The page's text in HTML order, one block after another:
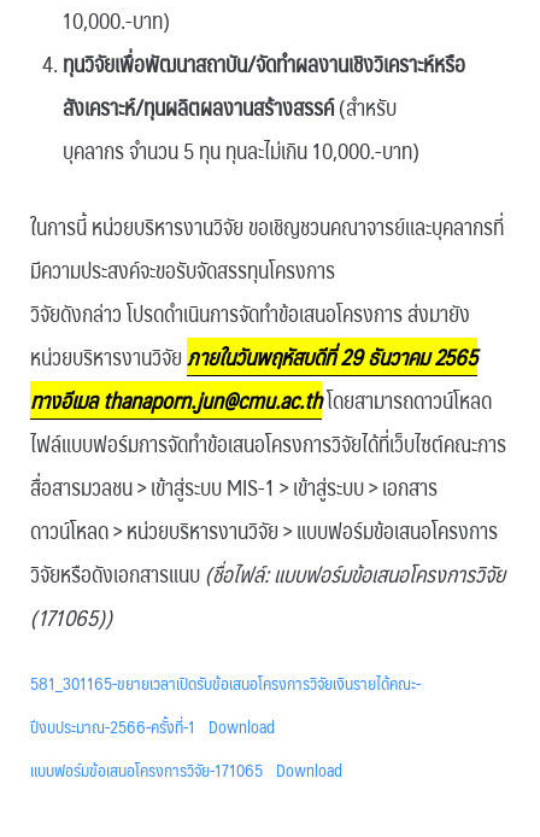
10,000.-บาท)
ทุนวิจัยเพื่อพัฒนาสถาบัน/จัดทำผลงานเชิงวิเคราะห์หรือ
สังเคราะห์/ทุนผลิตผลงานสร้างสรรค์(สำหรับ
บุคลากร จำนวน 5 ทุน ทุนละไม่เกิน 10,000.-บาท)
ในการนี้ หน่วยบริหารงานวิจัย ขอเชิญชวนคณาจารย์และบุคลากรที่
มีความประสงค์จะขอรับจัดสรรทุนโครงการ
วิจัยดังกล่าว โปรดดำเนินการจัดทำข้อเสนอโครงการ ส่งมายัง
หน่วยบริหารงานวิจัยภายในวันพฤหัสบดีที่ 29 ธันวาคม 2565
ทางอีเมล thanaporn.jun@cmu.ac.thโดยสามารถดาวน์โหลด
ไฟล์แบบฟอร์มการจัดทำข้อเสนอโครงการวิจัยได้ที่เว็บไซต์คณะการ
สื่อสารมวลชน > เข้าสู่ระบบ MIS-1 > เข้าสู่ระบบ > เอกสาร
ดาวน์โหลด > หน่วยบริหารงานวิจัย > แบบฟอร์มข้อเสนอโครงการ
วิจัยหรือดังเอกสารแนบ(ชื่อไฟล์: แบบฟอร์มข้อเสนอโครงการวิจัย
(171065))
581_301165-ขยายเวลาเปิดรับข้อเสนอโครงการวิจัยเงินรายได้คณะ-
ปีงบประมาณ-2566-ครั้งที่-1 Download
แบบฟอร์มข้อเสนอโครงการวิจัย-171065 Download